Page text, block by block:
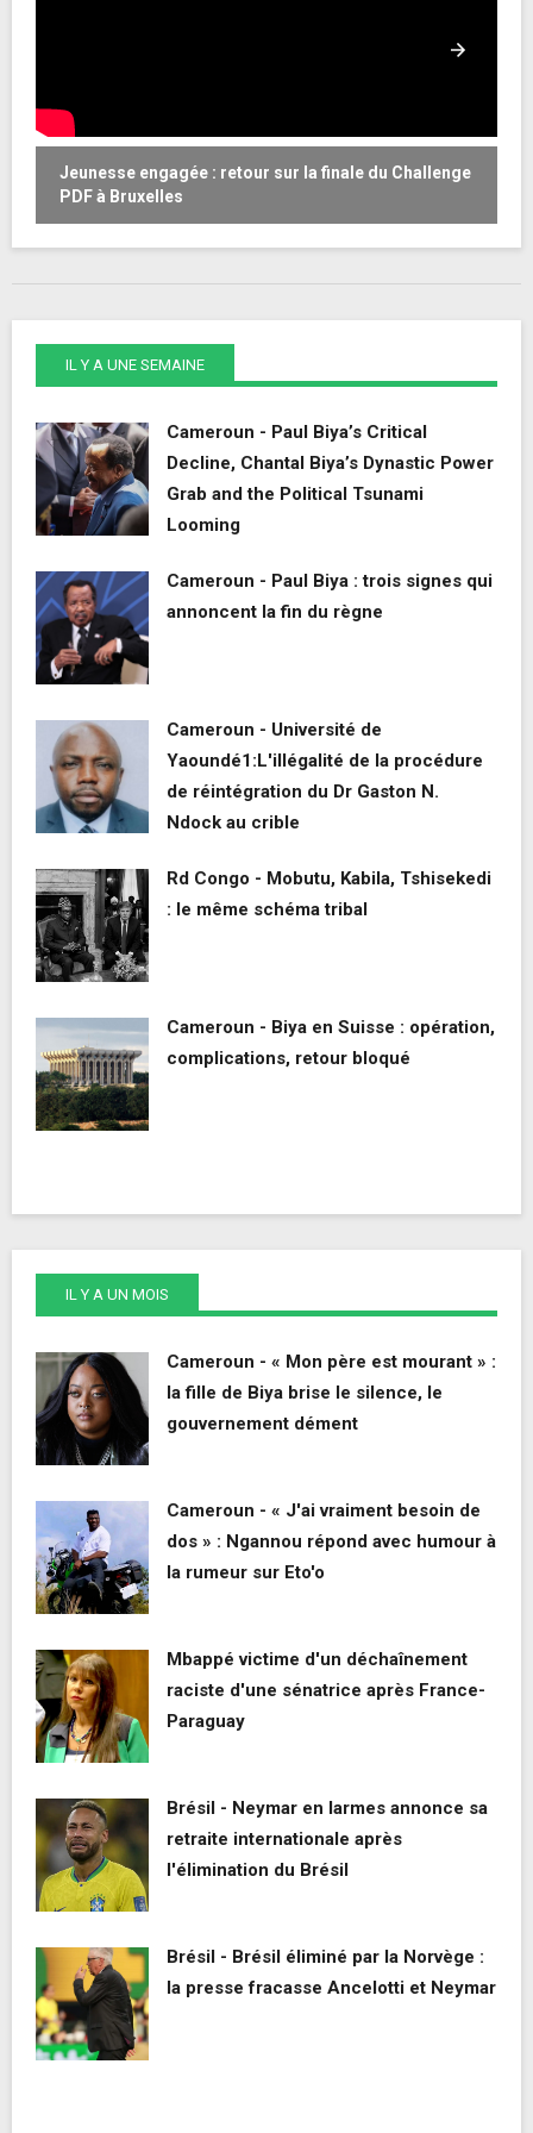
Jeunesse engagée : retour sur la finale du Challenge
PDF à Bruxelles
IL Y A UNE SEMAINE
Cameroun - Paul Biya’s Critical
Decline, Chantal Biya’s Dynastic Power
Grab and the Political Tsunami
Looming
Cameroun - Paul Biya : trois signes qui
annoncent la fin du règne
Cameroun - Université de
Yaoundé1:L'illégalité de la procédure
de réintégration du Dr Gaston N.
Ndock au crible
Rd Congo - Mobutu, Kabila, Tshisekedi
: le même schéma tribal
Cameroun - Biya en Suisse : opération,
complications, retour bloqué
IL Y A UN MOIS
Cameroun - « Mon père est mourant » :
la fille de Biya brise le silence, le
gouvernement dément
Cameroun - « J'ai vraiment besoin de
dos » : Ngannou répond avec humour à
la rumeur sur Eto'o
Mbappé victime d'un déchaînement
raciste d'une sénatrice après France-
Paraguay
Brésil - Neymar en larmes annonce sa
retraite internationale après
l'élimination du Brésil
Brésil - Brésil éliminé par la Norvège :
la presse fracasse Ancelotti et Neymar